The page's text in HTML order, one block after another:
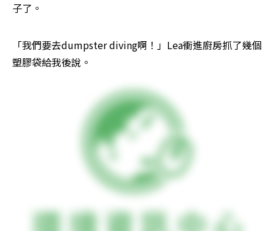
子了。
「我們要去dumpster diving啊！」Lea衝進廚房抓了幾個
塑膠袋給我後說。